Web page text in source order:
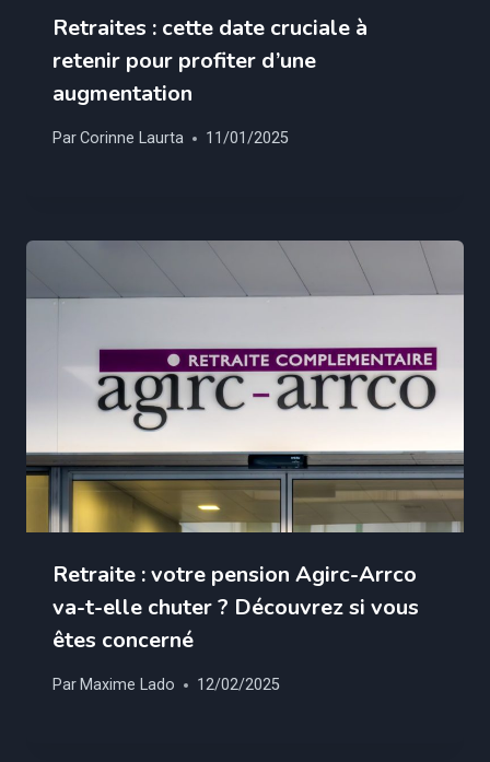
Retraites : cette date cruciale à
retenir pour profiter d’une
augmentation
ParCorinne Laurta 11/01/2025
Retraite : votre pension Agirc-Arrco
va-t-elle chuter ? Découvrez si vous
êtes concerné
Par Maxime Lado 12/02/2025